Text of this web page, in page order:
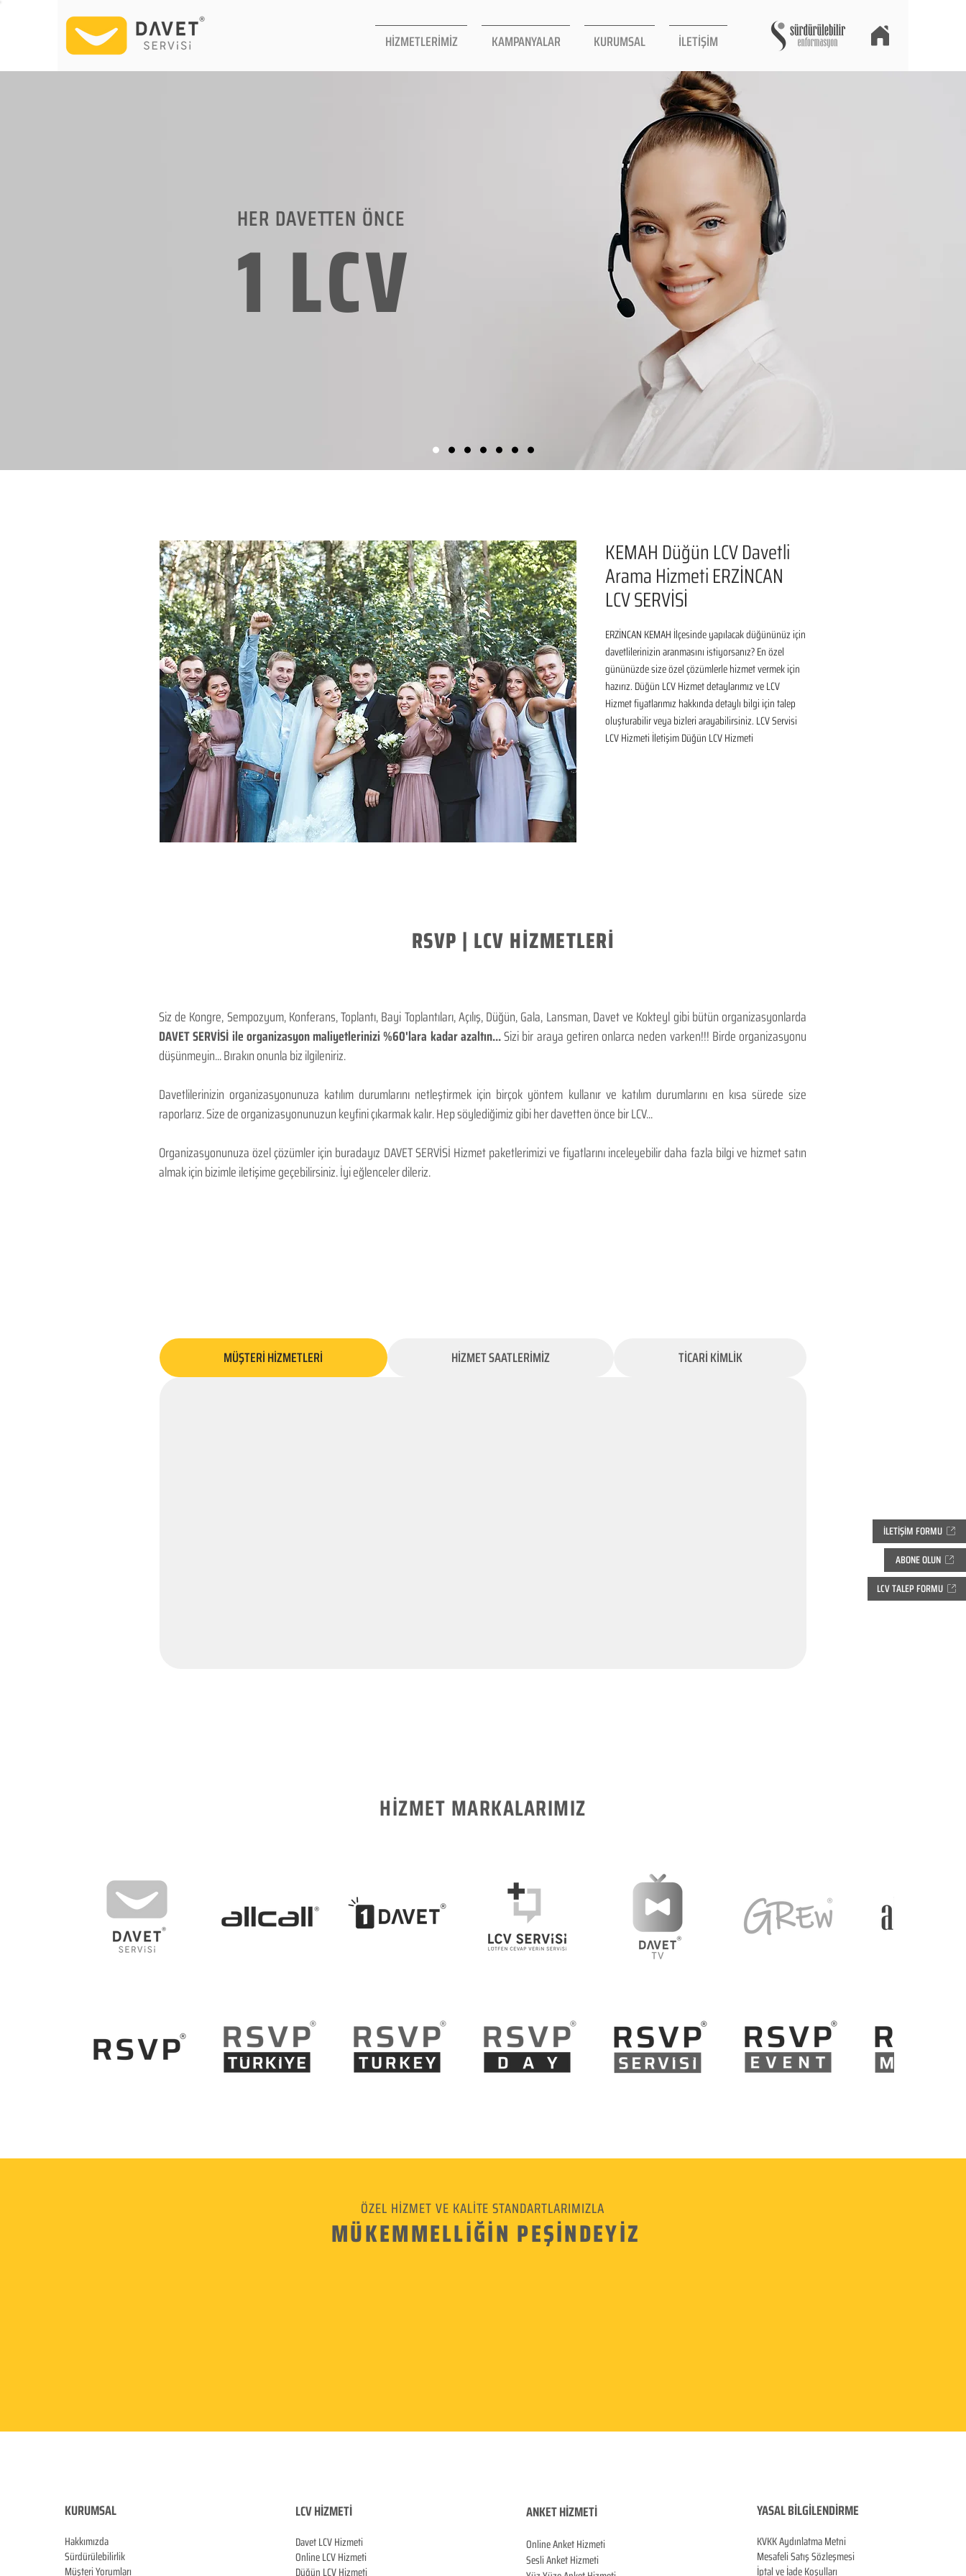
HİZMETLERİMİZ KAMPANYALAR KURUMSAL İLETİŞİM
ABONE OLUN
LCV TALEP FORMU
İLETİŞİM FORMU
HER DAVETTEN ÖNCE
1 LCV
KEMAH Düğün LCV Davetli
Arama Hizmeti ERZİNCAN
LCV SERVİSİ
ERZİNCAN KEMAH İlçesinde yapılacak düğününüz için
davetlilerinizin aranmasını istiyorsanız? En özel
gününüzde size özel çözümlerle hizmet vermek için
hazırız. Düğün LCV Hizmet detaylarımız ve LCV
Hizmet fiyatlarımız hakkında detaylı bilgi için talep
oluşturabilir veya bizleri arayabilirsiniz. LCV Servisi
LCV Hizmeti İletişim Düğün LCV Hizmeti
RSVP | LCV HİZMETLERİ
Siz de Kongre, Sempozyum, Konferans, Toplantı, Bayi Toplantıları, Açılış, Düğün, Gala, Lansman, Davet ve Kokteyl gibi bütün organizasyonlarda
DAVET SERVİSİ ile organizasyon maliyetlerinizi %60'lara kadar azaltın...Sizi bir araya getiren onlarca neden varken!!! Birde organizasyonu
düşünmeyin... Bırakın onunla biz ilgileniriz.
Davetlilerinizin organizasyonunuza katılım durumlarını netleştirmek için birçok yöntem kullanır ve katılım durumlarını en kısa sürede size
raporlarız. Size de organizasyonunuzun keyfini çıkarmak kalır. Hep söylediğimiz gibi her davetten önce bir LCV...
Organizasyonunuza özel çözümler için buradayız DAVET SERVİSİ Hizmet paketlerimizi ve fiyatlarını inceleyebilir daha fazla bilgi ve hizmet satın
almak için bizimle iletişime geçebilirsiniz. İyi eğlenceler dileriz.
MÜŞTERİ HİZMETLERİ HİZMET SAATLERİMİZ TİCARİ KİMLİK
HİZMET MARKALARIMIZ
ÖZEL HİZMET VE KALİTE STANDARTLARIMIZLA
MÜKEMMELLİĞİN PEŞİNDEYİZ
KURUMSAL
Hakkımızda
Sürdürülebilirlik
Müşteri Yorumları
LCV HİZMETİ
Davet LCV Hizmeti
Online LCV Hizmeti
ANKET HİZMETİ
Online Anket Hizmeti
Sesli Anket Hizmeti
YASAL BİLGİLENDİRME
KVKK AydınlatmaMetni
Mesafeli Satış Sözleşmesi
İptal ve İade Koşulları